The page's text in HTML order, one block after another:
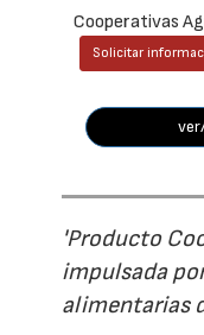
Cooperativas
Solicitar
'Producto
impulsada
alimentarias